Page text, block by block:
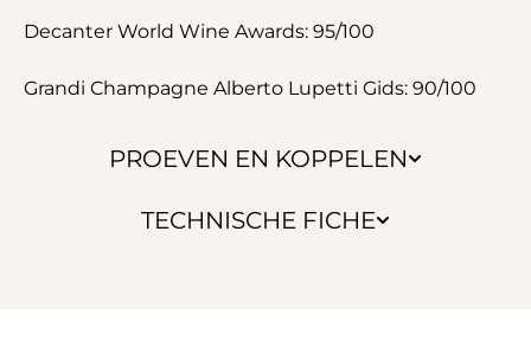
PROEVEN EN KOPPELEN
TECHNISCHE FICHE
Decanter World Wine Awards: 95/100
Grandi Champagne Alberto Lupetti Gids: 90/100